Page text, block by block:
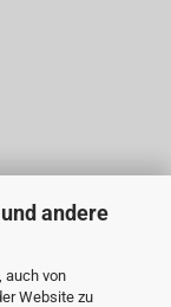
andere
auch von
Website zu